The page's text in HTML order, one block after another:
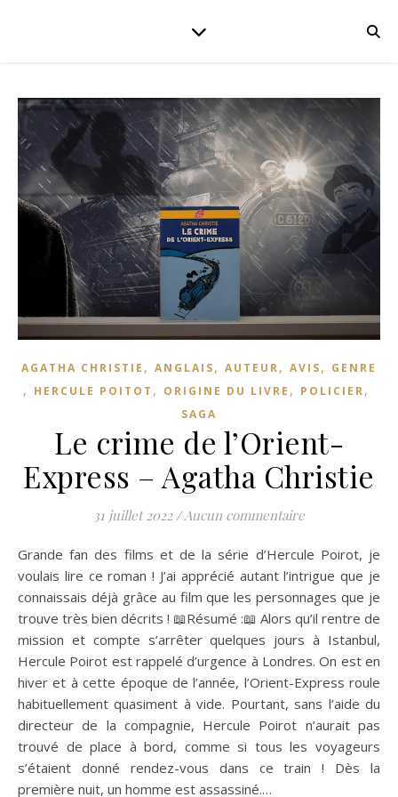
AGATHA CHRISTIE , ANGLAIS, AUTEUR, AVIS, GENRE
, HERCULE POITOT , ORIGINE DU LIVRE , POLICIER,
SAGA
Le crime de l’Orient-
Express – Agatha Christie
31 juillet 2022 / Aucun commentaire
Grande fan des films et de la série d’Hercule Poirot, je
voulais lire ce roman ! J’ai apprécié autant l’intrigue que je
connaissais déjà grâce au film que les personnages que je
trouve très bien décrits ! 📖Résumé :📖 Alors qu’il rentre de
mission et compte s’arrêter quelques jours à Istanbul,
Hercule Poirot est rappelé d’urgence à Londres. On est en
hiver et à cette époque de l’année, l’Orient-Express roule
habituellement quasiment à vide. Pourtant, sans l’aide du
directeur de la compagnie, Hercule Poirot n’aurait pas
trouvé de place à bord, comme si tous les voyageurs
s’étaient donné rendez-vous dans ce train ! Dès la
première nuit, un homme est assassiné.…